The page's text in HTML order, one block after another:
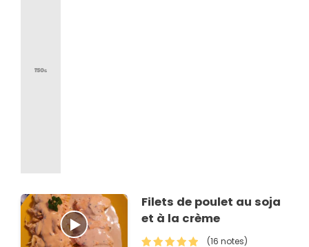
Filets de poulet au soja
et à la crème
(16 notes)